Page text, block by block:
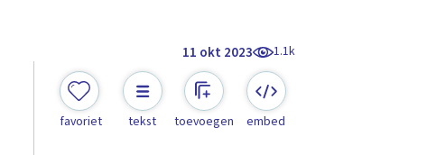
11 okt 2023 1.1k
favoriet tekst toevoegen embed